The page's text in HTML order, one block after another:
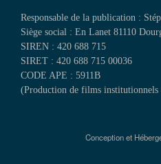
Responsable de la publication :
Siège social : En Lanet 81110
SIREN : 420 688 715
SIRET : 420 688 715 00036
CODE APE : 5911B
(Production de films institutionnels
Conception et